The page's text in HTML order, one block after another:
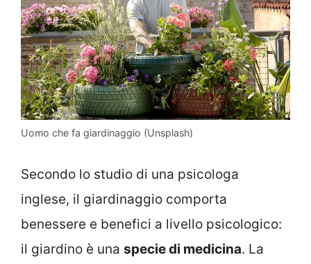
Uomo che fa giardinaggio (Unsplash)
Secondo lo studio di una psicologa
inglese, il giardinaggio comporta
benessere e benefici a livello psicologico:
il giardino è una specie di medicina. La